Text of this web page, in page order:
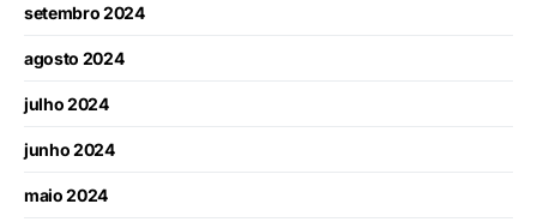
setembro 2024
agosto 2024
julho 2024
junho 2024
maio 2024